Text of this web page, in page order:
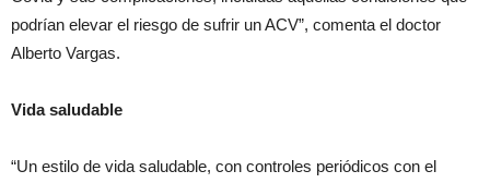
podrían elevar el riesgo de sufrir un ACV”, comenta el doctor
Alberto Vargas.
Vida saludable
“Un estilo de vida saludable, con controles periódicos con el